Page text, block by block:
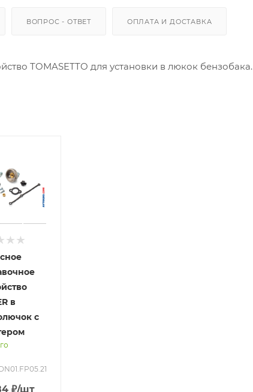
ВОПРОС - ОТВЕТ ОПЛАТА И ДОСТАВКА
TOMASETTO для установки в люкок бензобака.
в
с
₽/шт